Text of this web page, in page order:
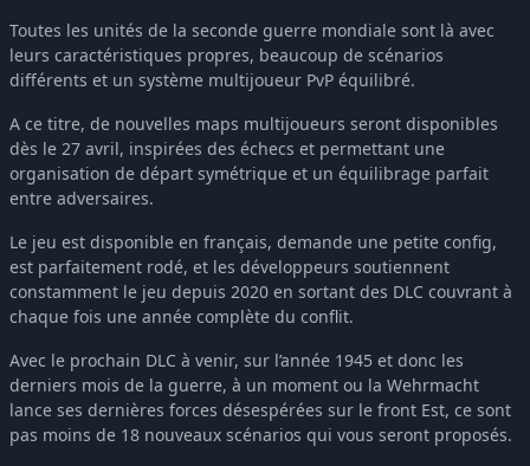
Toutes les unités de la seconde guerre mondiale sont là avec
leurs caractéristiques propres, beaucoup de scénarios
différents et un système multijoueur PvP équilibré.
A ce titre, de nouvelles maps multijoueurs seront disponibles
dès le 27 avril, inspirées des échecs et permettant une
organisation de départ symétrique et un équilibrage parfait
entre adversaires.
Le jeu est disponible en français, demande une petite config,
est parfaitement rodé, et les développeurs soutiennent
constamment le jeu depuis 2020 en sortant des DLC couvrant à
chaque fois une année complète du conflit.
Avec le prochain DLC à venir, sur l’année 1945 et donc les
derniers mois de la guerre, à un moment ou la Wehrmacht
lance ses dernières forces désespérées sur le front Est, ce sont
pas moins de 18 nouveaux scénarios qui vous seront proposés.